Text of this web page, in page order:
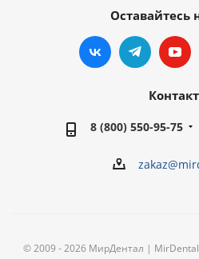
Оставайтесь
8 (800) 550-95-75
© 2009 - 2026 МирДентал |